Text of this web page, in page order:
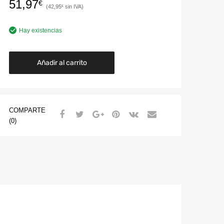
51,97€ 42,95€
Hay existencias
Añadir al carrito
COMPARTE
(0)